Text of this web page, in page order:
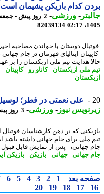
کدام بازیکن پشیمان است؟
-ورزشی-
2
82039134
دوستان با خواندن مصاحبه اخیر
هدایت تیم ملی ازبکستان را بر عهده
ملی ازبکستان-کاناوارو- کاپیتان-تیم
علی نعمتی در قطر؛ لوسیل
نیوز-ورزشی-3 روز پیش - جمعه 16 مرداد 1405، 01:28
که در ذهن کارشناسان فوتبال
ملی برای جام جهانی داشته باشد اما
جهانی، - پس از نمایش قابل قبول در ...
جهانی-جهانی-بازیکن -بازیکن ایرانی
بعد 1
2
3
4
5
6
7
17
18
19
20